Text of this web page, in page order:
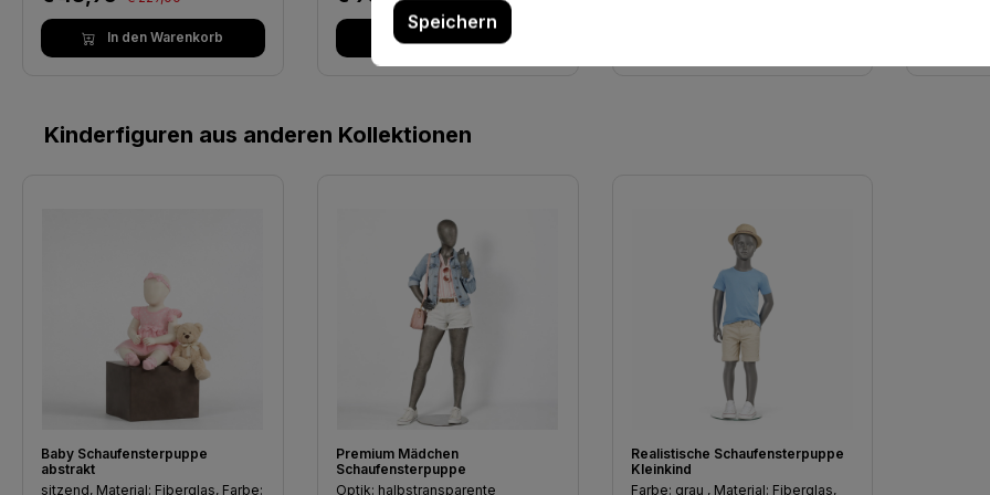
In den Warenkorb In den Warenkorb
Kinderfiguren aus anderen Kollektionen
Baby Schaufensterpuppe
abstrakt
sitzend, Material: Fiberglas, Farbe:
Premium Mädchen
Schaufensterpuppe
Optik: halbstransparente
Realistische Schaufensterpuppe
Kleinkind
Farbe: grau , Material: Fiberglas,
Speichern